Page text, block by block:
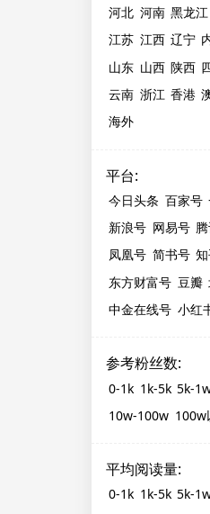
河北 河南 黑龙江
江苏 江西 辽宁
山东 山西 陕西
云南 浙江 香港
海外
平台:
今日头条 百家号
新浪号 网易号
凤凰号 简书号
东方财富号 豆瓣
中金在线号 小红
参考粉丝数:
0-1k 1k-5k 5k-
10w-100w 100w
平均阅读量:
0-1k 1k-5k 5k-